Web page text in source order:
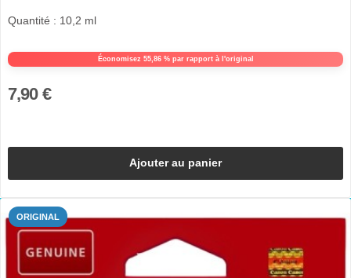
Économisez 55,86 % par rapport à l'original
Quantité : 10,2 ml
7,90 €
Ajouter au panier
ORIGINAL